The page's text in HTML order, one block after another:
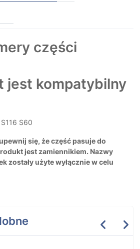
części
jest kompatybilny
S60
się, że część pasuje do
jest zamiennikiem. Nazwy
zostały użyte wyłącznie w celu